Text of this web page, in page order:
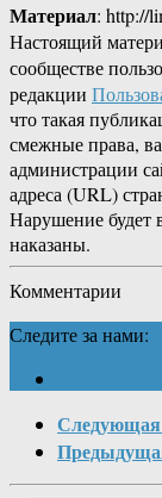
Материал: http://
Настоящий
сообществе
редакции
что такая
смежные права,
администрации
адреса (URL)
Нарушение будет
наказаны.
Комментарии
Следите за нами:
Следующая